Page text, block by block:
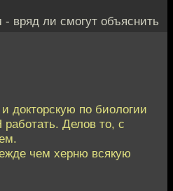
вряд ли смогут объяснить
докторскую по биологии
Делов то, с
чем херню всякую